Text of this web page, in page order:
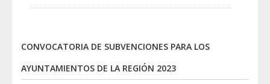
CONVOCATORIA DE SUBVENCIONES PARA LOS
AYUNTAMIENTOS DE LA REGIÓN 2023